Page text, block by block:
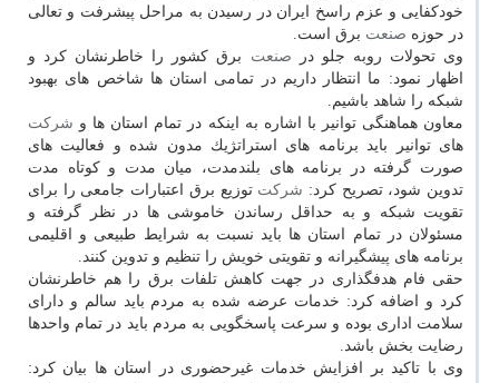
خودكفایی و عزم راسخ ایران در رسیدن به مراحل پیشرفت و تعالی
در حوزه صنعت برق است.
وی تحولات روبه جلو در صنعت برق كشور را خاطرنشان كرد و
اظهار نمود: ما انتظار داریم در تمامی استان ها شاخص های بهبود
شبكه را شاهد باشیم.
معاون هماهنگی توانیر با اشاره به اینكه در تمام استان ها و شركت
های توانیر باید برنامه های استراتژیك مدون شده و فعالیت های
صورت گرفته در برنامه های بلندمدت، میان مدت و كوتاه مدت
تدوین شود، تصریح كرد: شركت توزیع برق اعتبارات جامعی را برای
تقویت شبكه و به حداقل رساندن خاموشی ها در نظر گرفته و
مسئولان در تمام استان ها باید نسبت به شرایط طبیعی و اقلیمی
برنامه های پیشگیرانه و تقویتی خویش را تنظیم و تدوین كنند.
حقی فام هدفگذاری در جهت كاهش تلفات برق را هم خاطرنشان
كرد و اضافه كرد: خدمات عرضه شده به مردم باید سالم و دارای
سلامت اداری بوده و سرعت پاسخگویی به مردم باید در تمام واحدها
رضایت بخش باشد.
وی با تاكید بر افزایش خدمات غیرحضوری در استان ها بیان كرد: